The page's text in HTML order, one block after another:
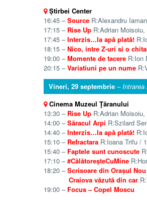
Știrbei Center
16:45 –Source R:Alexandru
17:15 – Rise Up R:Adrian
17:45 –Interzis…la apă plată!
18:15 –Nico, intre Z-uri si o
19:00 –Momente de tacere R:Ion
20:15 –Variatiuni pe un nume
Vineri, 29 septembrie – Intrarea
Cinema Muzeul Ţăranului
13:30 – Rise Up R:Adrian
14:00 –Săracul Arpi R:Szilard
14:40 –Interzis…la apă plată!
15:10 – Refractara R:Ioana Trifu /
15:40 – Faptele sunt cunoscute
17:10 –#CălătoreșteCuMine
18:20 –Scrisoare din Orașul Nou
Craiova văzută din car
19:00 – Focus – Copel Moscu